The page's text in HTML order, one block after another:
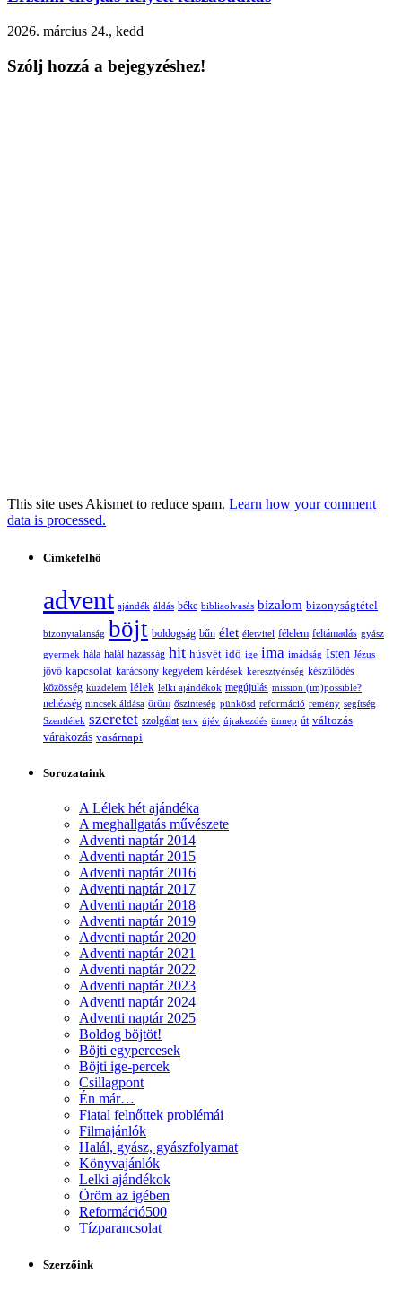
2026. március 24., kedd
Szólj hozzá a bejegyzéshez!
This site uses Akismet to reduce spam. Learn how your comment
data is processed.
Címkefelhő
advent ajándék áldás béke bibliaolvasás bizalom bizonyságtétel
bizonytalanság böjt boldogság bűn élet életvitel félelem feltámadás gyász
gyermek hála halál házasság hit húsvét idő ige ima imádság Isten Jézus
jövő kapcsolat karácsony kegyelem kérdések keresztyénség készülődés
közösség küzdelem lélek lelki ajándékok megújulás mission (im)possible?
nehézség nincsek áldása öröm őszinteség pünkösd reformáció remény segítség
Szentlélek szeretet szolgálat terv újév újrakezdés ünnep út változás
várakozás vasárnapi
Sorozataink
A Lélek hét ajándéka
A meghallgatás művészete
Adventi naptár 2014
Adventi naptár 2015
Adventi naptár 2016
Adventi naptár 2017
Adventi naptár 2018
Adventi naptár 2019
Adventi naptár 2020
Adventi naptár 2021
Adventi naptár 2022
Adventi naptár 2023
Adventi naptár 2024
Adventi naptár 2025
Boldog böjtöt!
Böjti egypercesek
Böjti ige-percek
Csillagpont
Én már…
Fiatal felnőttek problémái
Filmajánlók
Halál, gyász, gyászfolyamat
Könyvajánlók
Lelki ajándékok
Öröm az igében
Reformáció500
Tízparancsolat
Szerzőink